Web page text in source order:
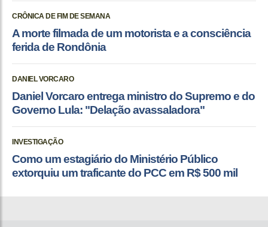
CRÔNICA DE FIM DE SEMANA
A morte filmada de um motorista e a consciência
ferida de Rondônia
DANIEL VORCARO
Daniel Vorcaro entrega ministro do Supremo e do
Governo Lula: "Delação avassaladora"
INVESTIGAÇÃO
Como um estagiário do Ministério Público
extorquiu um traficante do PCC em R$ 500 mil